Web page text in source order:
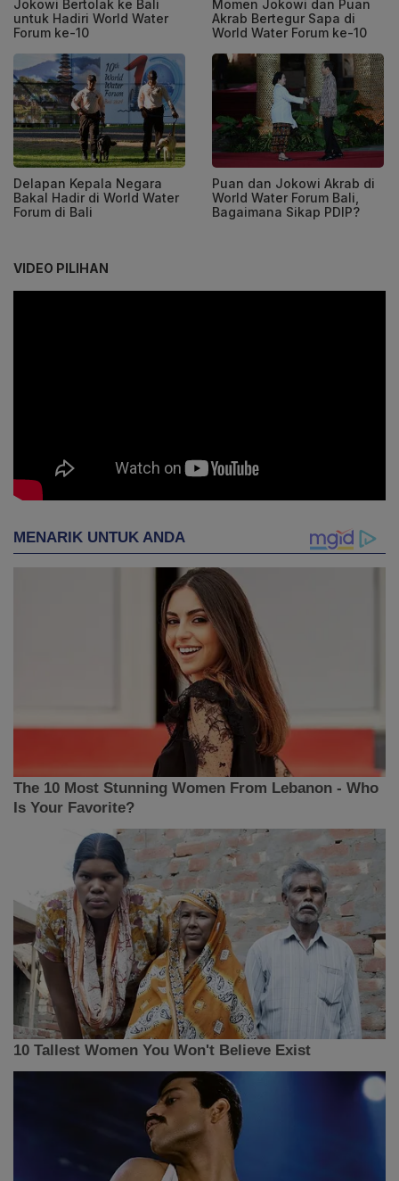
Jokowi Bertolak ke Bali
untuk Hadiri World Water
Forum ke-10
Momen Jokowi dan Puan
Akrab Bertegur Sapa di
World Water Forum ke-10
Delapan Kepala Negara
Bakal Hadir di World Water
Forum di Bali
Puan dan Jokowi Akrab di
World Water Forum Bali,
Bagaimana Sikap PDIP?
VIDEO PILIHAN